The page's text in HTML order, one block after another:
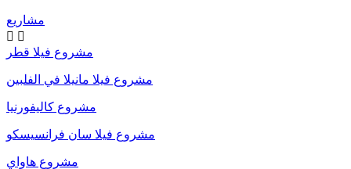
مشاريع
 
مشروع فيلا قطر
مشروع فيلا مانيلا في الفلبين
مشروع كاليفورنيا
مشروع فيلا سان فرانسيسكو
مشروع هاواي